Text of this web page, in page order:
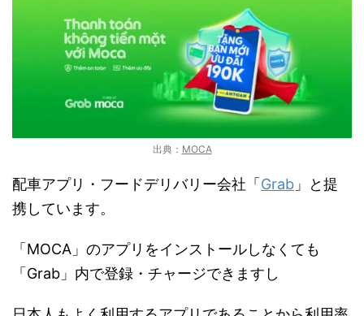
出典： MOCA
配車アプリ・フードデリバリー会社「 Grab 」と提
携しています。
「MOCA」のアプリをインストールしなくても
「Grab」内で登録・チャージできますし